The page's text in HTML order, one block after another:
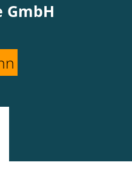
GmbH